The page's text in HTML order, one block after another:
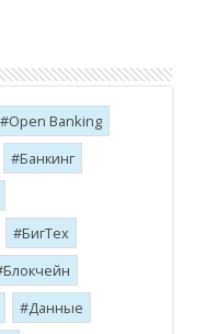
Open Banking
Банкинг
БигТех
Блокчейн
Данные